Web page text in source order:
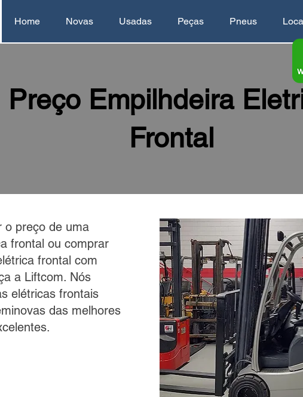
Home Novas Usadas Peças Pneus
Preço Empilhdeira
Frontal
o preço de uma
frontal ou comprar
frontal com
a Liftcom. Nós
elétricas frontais
das melhores